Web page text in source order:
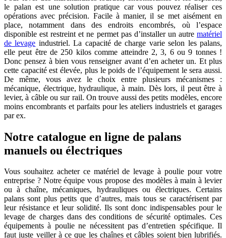
le palan est une solution pratique car vous pouvez réaliser ces
opérations avec précision. Facile à manier, il se met aisément en
place, notamment dans des endroits encombrés, où l’espace
disponible est restreint et ne permet pas d’installer un autre matériel
de levage industriel. La capacité de charge varie selon les palans,
elle peut être de 250 kilos comme atteindre 2, 3, 6 ou 9 tonnes !
Donc pensez à bien vous renseigner avant d’en acheter un. Et plus
cette capacité est élevée, plus le poids de l’équipement le sera aussi.
De même, vous avez le choix entre plusieurs mécanismes :
mécanique, électrique, hydraulique, à main. Dès lors, il peut être à
levier, à câble ou sur rail. On trouve aussi des petits modèles, encore
moins encombrants et parfaits pour les ateliers industriels et garages
par ex.
Notre catalogue en ligne de palans
manuels ou électriques
Vous souhaitez acheter ce matériel de levage à poulie pour votre
entreprise ? Notre équipe vous propose des modèles à main à levier
ou à chaîne, mécaniques, hydrauliques ou électriques. Certains
palans sont plus petits que d’autres, mais tous se caractérisent par
leur résistance et leur solidité. Ils sont donc indispensables pour le
levage de charges dans des conditions de sécurité optimales. Ces
équipements à poulie ne nécessitent pas d’entretien spécifique. Il
faut juste veiller à ce que les chaînes et câbles soient bien lubrifiés.